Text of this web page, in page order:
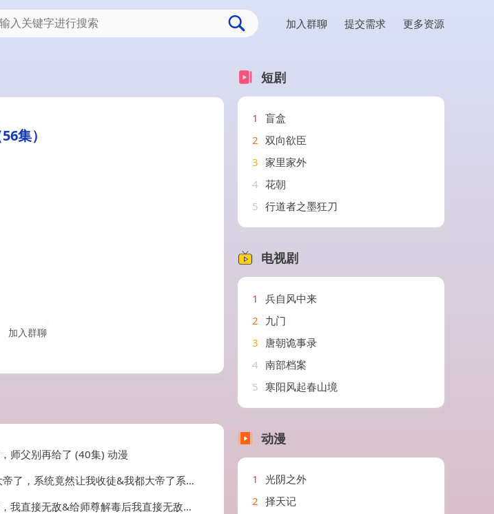
加入群聊 提交需求 更多资源
集）
加入群聊
师父别再给了 (40集) 动漫
统竟然让我收徒&我都大帝了系统竟然让我收徒（73集）漫剧
接无敌&给师尊解毒后我直接无敌（31集）AI短剧
短剧
1
盲盒
2 双向欲臣
3 家里家外
4 花朝
5 行道者之墨狂刀
电视剧
1
兵自风中来
2 九门
3 唐朝诡事录
4 南部档案
5 寒阳风起春山境
动漫
1
光阴之外
2 择天记